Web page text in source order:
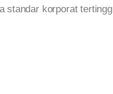
standar korporat